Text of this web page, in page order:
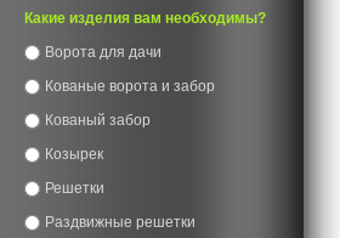
Какие изделия вам необходимы?
Ворота для дачи
Кованые ворота и забор
Кованый забор
Козырек
Решетки
Раздвижные решетки